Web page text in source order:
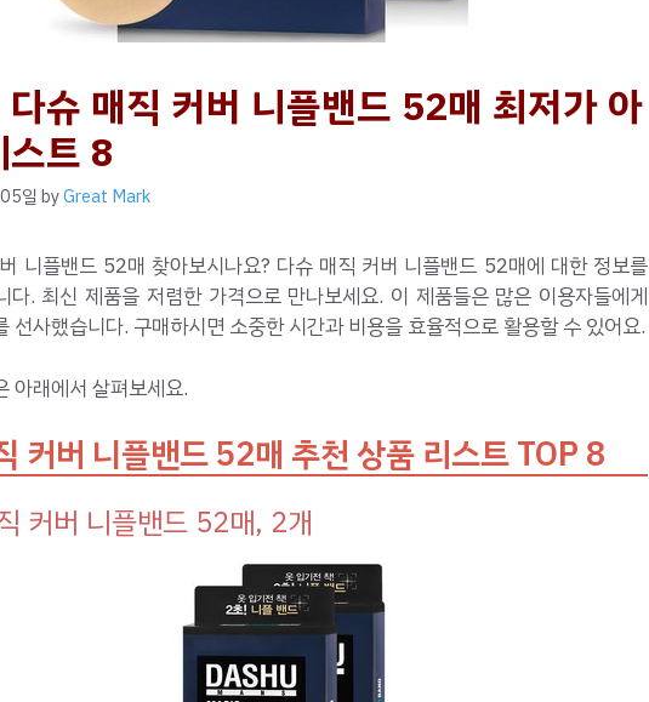
슈 매직 커버 니플밴드 52매 최저가 아
트 8
일 byGreat Mark
니플밴드 52매 찾아보시나요? 다슈 매직 커버 니플밴드 52매에 대한 정보를
다. 최신 제품을 저렴한 가격으로 만나보세요. 이 제품들은 많은 이용자들에게
선사했습니다. 구매하시면 소중한 시간과 비용을 효율적으로 활용할 수 있어요.
아래에서 살펴보세요.
커버 니플밴드 52매 추천 상품 리스트 TOP 8
커버 니플밴드 52매, 2개